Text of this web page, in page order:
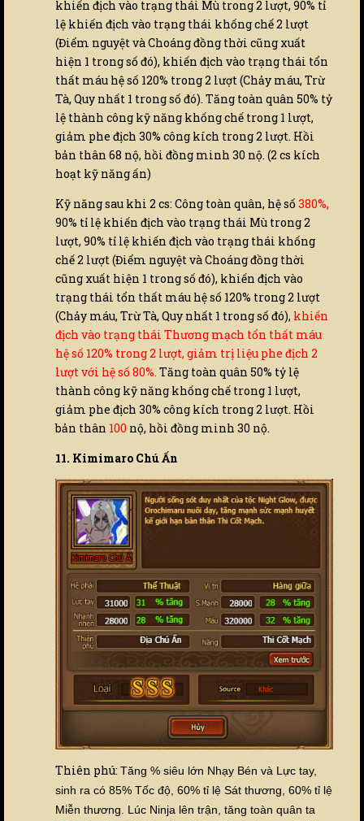
khiến địch vào trạng thái Mù trong 2 lượt, 90% tỉ
lệ khiến địch vào trạng thái khống chế 2 lượt
(Điểm nguyệt và Choáng đồng thời cũng xuất
hiện 1 trong số đó), khiến địch vào trạng thái tổn
thất máu hệ số 120% trong 2 lượt (Chảy máu, Trừ
Tà, Quy nhất 1 trong số đó). Tăng toàn quân 50% tỷ
lệ thành công kỹ năng khống chế trong 1 lượt,
giảm phe địch 30% công kích trong 2 lượt. Hồi
bản thân 68 nộ, hồi đồng minh 30 nộ. (2 cs kích
hoạt kỹ năng ấn)
Kỹ năng sau khi 2 cs: Công toàn quân, hệ số380%,
90% tỉ lệ khiến địch vào trạng thái Mù trong 2
lượt, 90% tỉ lệ khiến địch vào trạng thái khống
chế 2 lượt (Điểm nguyệt và Choáng đồng thời
cũng xuất hiện 1 trong số đó), khiến địch vào
trạng thái tổn thất máu hệ số 120% trong 2 lượt
(Chảy máu, Trừ Tà, Quy nhất 1 trong số đó), khiến
địch vào trạng thái Thương mạch tổn thất máu
hệ số 120% trong 2 lượt, giảm trị liệu phe địch 2
lượt với hệ số 80%. Tăng toàn quân 50% tỷ lệ
thành công kỹ năng khống chế trong 1 lượt,
giảm phe địch 30% công kích trong 2 lượt. Hồi
bản thân 100 nộ, hồi đồng minh 30 nộ.
11. Kimimaro Chú Ấn
Thiên phú: Tăng % siêu lớn Nhạy Bén và Lực tay,
sinh ra có 85% Tốc độ, 60% tỉ lệ Sát thương, 60% tỉ lệ
Miễn thương. Lúc Ninja lên trận, tăng toàn quân ta